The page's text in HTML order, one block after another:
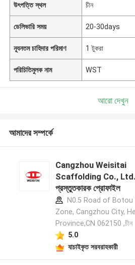
উৎপত্তি স্থল চীন
ডেলিভারি সময় 20-30days
ন্যূনতম চাহিদার পরিমাণ 1 টুকরা
পরিচিতিমুলক নাম WST
আরো দেখুন
আমাদের সম্পর্কে
Cangzhou Weisitai
Scaffolding Co., Ltd.
প্রস্তুতকারক প্রোফাইল
N0.5 Road of Botou
Zone, Cangzhou City,
Province,CN 062150 ,চীন
5.0
যাচাইকৃত সরবরাহকারী